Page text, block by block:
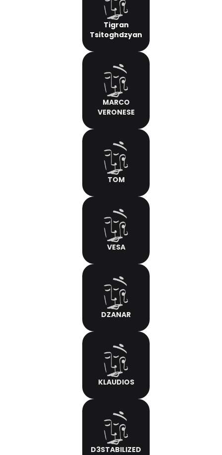
Tigran
Tsitoghdzyan
MARCO
VERONESE
TOM
VESA
DZANAR
KLAUDIOS
D3STABILIZED